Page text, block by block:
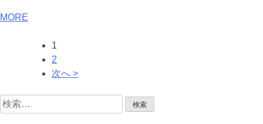
MORE
1
2
次へ >
検
索: